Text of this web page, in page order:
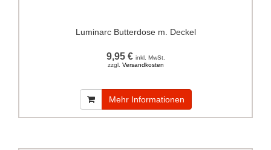
Luminarc Butterdose m. Deckel
9,95 € inkl. MwSt.
zzgl. Versandkosten
Mehr Informationen